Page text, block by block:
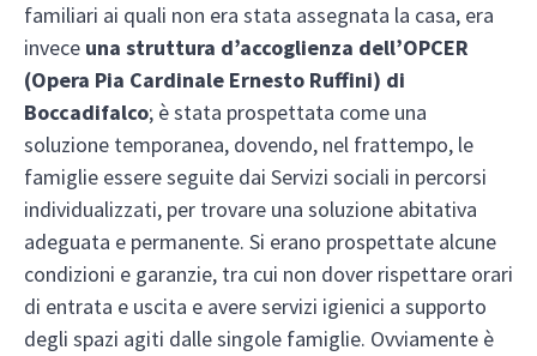
familiari ai quali non era stata assegnata la casa, era
invece una struttura d’accoglienza dell’OPCER
(Opera Pia Cardinale Ernesto Ruffini) di
Boccadifalco; è stata prospettata come una
soluzione temporanea, dovendo, nel frattempo, le
famiglie essere seguite dai Servizi sociali in percorsi
individualizzati, per trovare una soluzione abitativa
adeguata e permanente. Si erano prospettate alcune
condizioni e garanzie, tra cui non dover rispettare orari
di entrata e uscita e avere servizi igienici a supporto
degli spazi agiti dalle singole famiglie. Ovviamente è